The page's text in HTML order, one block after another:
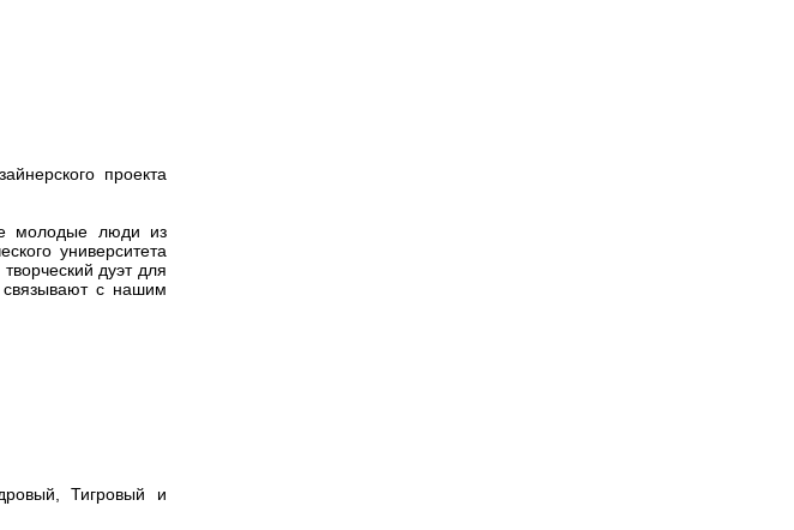
проекта
молодые люди из
университета
дуэт для
с нашим
Тигровый и